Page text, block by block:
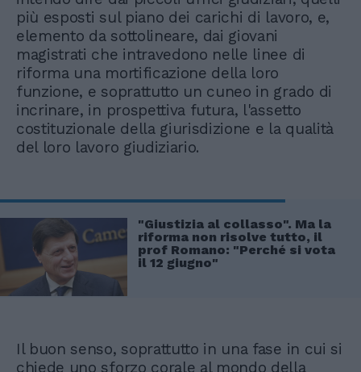
più esposti sul piano dei carichi di lavoro, e,
elemento da sottolineare, dai giovani
magistrati che intravedono nelle linee di
riforma una mortificazione della loro
funzione, e soprattutto un cuneo in grado di
incrinare, in prospettiva futura, l'assetto
costituzionale della giurisdizione e la qualità
del loro lavoro giudiziario.
"Giustizia al collasso". Ma la
riforma non risolve tutto, il
prof Romano: "Perché si vota
il 12 giugno"
Il buon senso, soprattutto in una fase in cui si
chiede uno sforzo corale al mondo della